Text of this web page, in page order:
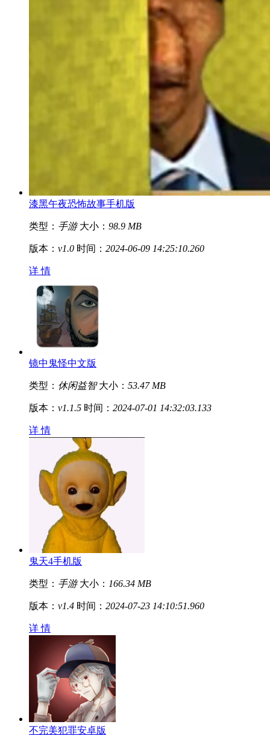
漆黑午夜恐怖故事手机版
类型： 手游 大小： 98.9 MB
版本： v1.0 时间： 2024-06-09 14:25:10.260
详 情
镜中鬼怪中文版
类型： 休闲益智 大小： 53.47 MB
版本： v1.1.5 时间： 2024-07-01 14:32:03.133
详 情
鬼天4手机版
类型： 手游 大小： 166.34 MB
版本： v1.4 时间： 2024-07-23 14:10:51.960
详 情
不完美犯罪安卓版